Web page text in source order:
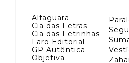
Alfaguara
Cia das Letras
Cia das Letrinhas
Faro Editorial
GP Autêntica
Objetiva